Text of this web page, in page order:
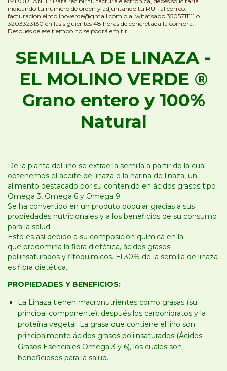
indicando tu número de orden y adjuntando tu RUT al correo:
facturacion.elmolinoverde@gmail.com o al whatsapp 3505711111 o
3203323130 en las siguientes 48 horas de concretada la compra.
Después de ese tiempo no se podrá emitir.
SEMILLA DE LINAZA -
EL MOLINO VERDE ®
Grano entero y 100%
Natural
De la planta del lino se extrae la semilla a partir de la cual
obtenemos el aceite de linaza o la harina de linaza, un
alimento destacado por su contenido en ácidos grasos tipo
Omega 3, Omega 6 y Omega 9.
Se ha convertido en un produto popular gracias a sus
propiedades nutricionales y a los beneficios de su consumo
para la salud.
Esto es así debido a su composición química en la
que predomina la fibra dietética, ácidos grasos
poliinsaturados y fitoquímicos. El 30% de la semilla de linaza
es fibra dietética.
PROPIEDADES Y BENEFICIOS:
La Linaza tienen macronutrientes como grasas (su
principal componente), después los carbohidratos y la
proteína vegetal. La grasa que contiene el lino son
principalmente ácidos grasos poliinsaturados (Ácidos
Grasos Esenciales Omega 3 y 6), los cuales son
beneficiosos para la salud.